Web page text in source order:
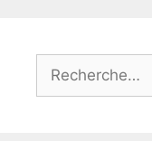
Rechercher :